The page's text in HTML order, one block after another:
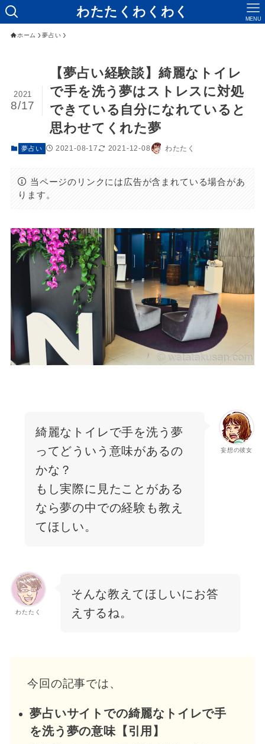
わたたくわくわく MENU
ホーム 夢占い
【夢占い経験談】綺麗なトイレ
で手を洗う夢はストレスに対処
できている自分になれていると
思わせてくれた夢
2021
8/17
夢占い 2021-08-17 2021-12-08 わたたく
当ページのリンクには広告が含まれている場合があ
ります。
妄想の彼女
綺麗なトイレで手を洗う夢
ってどういう意味があるの
かな？
もし実際に見たことがある
なら夢の中での経験も教え
てほしい。
わたたく
そんな教えてほしいにお答
えするね。
今回の記事では、
夢占いサイトでの綺麗なトイレで手
を洗う夢の意味【引用】